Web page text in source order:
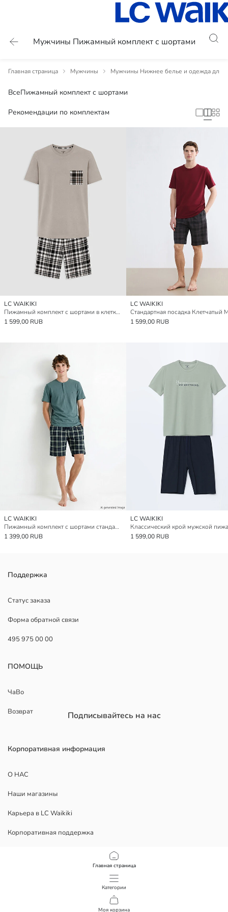
Мужчины Пижамный комплект с шортами
Главная страница
Категории
Моя корзина
Главная страница Мужчины Мужчины Нижнее белье и одежда для
ВсеПижамный комплект с шортами
Рекомендации по комплектам
LC WAIKIKI
Пижамный комплект с шортами в клетку стандартного кроя для мужчин
1 599,00 RUB
LC WAIKIKI
1 599,00 RUB
LC WAIKIKI
Пижамный комплект с шортами стандартного кроя для мужчин
1 399,00 RUB
LC WAIKIKI
1 599,00 RUB
Поддержка
Статус заказа
Форма обратной связи
495 975 00 00
ПОМОЩЬ
ЧаВо
Возврат
Корпоративная информация
О НАС
Наши магазины
Карьера в LC Waikiki
Корпоративная поддержка
ЮРИДИЧЕСКИЕ ДОКУМЕНТЫ
Подписывайтесь на нас